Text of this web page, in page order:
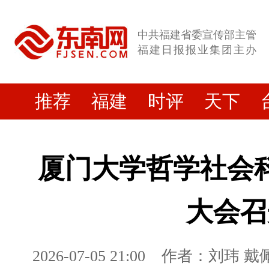
中共福建省委宣传部主管
福建日报报业集团主办
推荐 福建 时评 天下
厦门大学哲学社会
大会
2026-07-05 21:00
作者：刘玮 戴